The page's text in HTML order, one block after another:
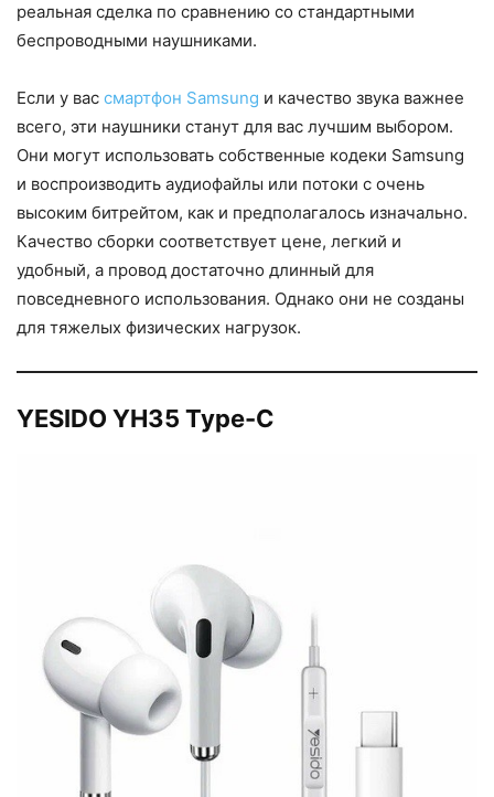
реальная сделка по сравнению со стандартными
беспроводными наушниками.
Если у вас смартфон Samsung и качество звука важнее
всего, эти наушники станут для вас лучшим выбором.
Они могут использовать собственные кодеки Samsung
и воспроизводить аудиофайлы или потоки с очень
высоким битрейтом, как и предполагалось изначально.
Качество сборки соответствует цене, легкий и
удобный, а провод достаточно длинный для
повседневного использования. Однако они не созданы
для тяжелых физических нагрузок.
YESIDO YH35 Type-C